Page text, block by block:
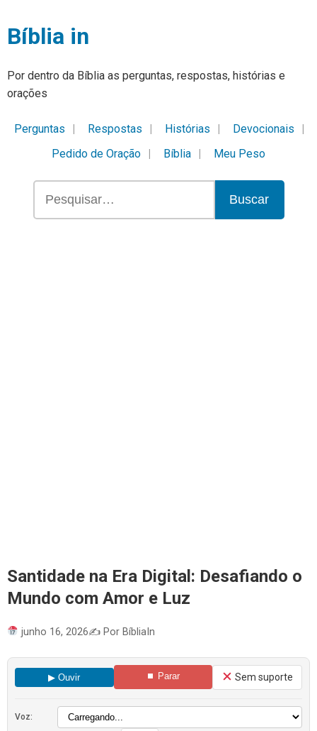
Bíblia in
Por dentro da Bíblia as perguntas, respostas, histórias e
orações
Perguntas Respostas Histórias
Devocionais
Pedido de Oração
Bíblia Meu Peso
Buscar
Santidade na Era Digital: Desafiando o
Mundo com Amor e Luz
junho 16, 2026✍️ Por BíbliaIn
▶ Ouvir ⏹ Parar Sem suporte
Voz: